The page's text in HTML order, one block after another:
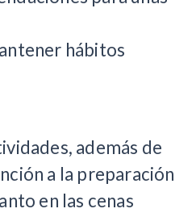
hábitos
además de
a la preparación
en las cenas